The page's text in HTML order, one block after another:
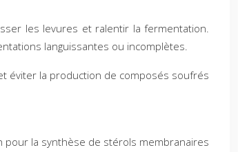
les levures et ralentir la fermentation.
languissantes ou incomplètes.
éviter la production de composés soufrés
pour la synthèse de stérols membranaires